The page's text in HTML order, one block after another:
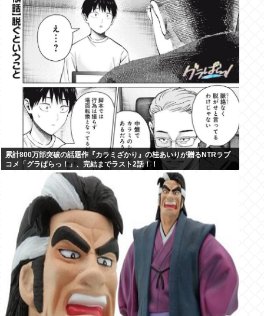
累計800万部突破の話題作『カラミざかり』の桂あいりが贈るNTRラブ
コメ「グラぱらっ！」、完結までラスト2話！！